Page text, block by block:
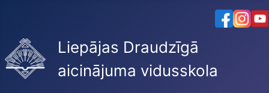
Liepājas Draudzīgā
aicinājuma vidusskola